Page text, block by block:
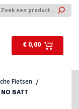
€ 0,00
Fietsen
BATT